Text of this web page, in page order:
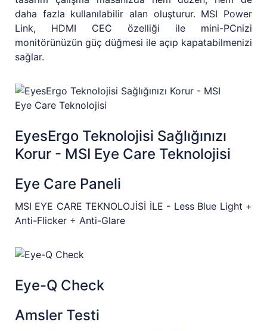
daha fazla kullanılabilir alan oluşturur. MSI Power
Link, HDMI CEC özelliği ile mini-PCnizi
monitörünüzün güç düğmesi ile açıp kapatabilmenizi
sağlar.
EyesErgo Teknolojisi Sağlığınızı
Korur - MSI Eye Care Teknolojisi
Eye Care Paneli
MSI EYE CARE TEKNOLOJİSİ İLE - Less Blue Light +
Anti-Flicker + Anti-Glare
Eye-Q Check
Amsler Testi